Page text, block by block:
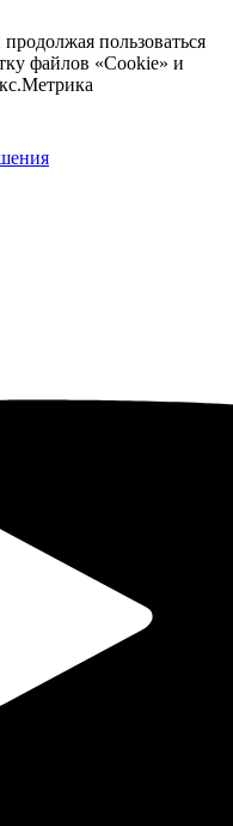
пользоваться
файлов «Cookie» и